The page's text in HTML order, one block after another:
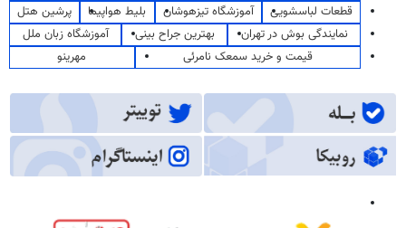
قطعات لباسشویی
آموزشگاه تیزهوشان بلیط هواپیما
پرشین هتل
نمایندگی بوش در تهران
بهترین جراح بینی
آموزشگاه زبان ملل
قیمت و خرید سمعک نامرئی
مهرینو